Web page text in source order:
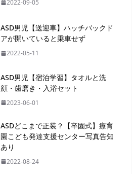
2022-09-05
ASD男児【送迎車】ハッチバックド
アが開いていると乗車せず
2022-05-11
ASD男児【宿泊学習】タオルと洗
顔・歯磨き・入浴セット
2023-06-01
ASDどこまで正装？【卒園式】療育
園こども発達支援センター写真告知
あり
2022-08-24